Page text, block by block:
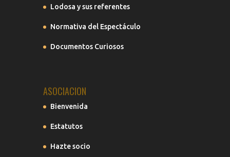
Lodosa y sus referentes
Normativa del Espectáculo
Documentos Curiosos
ASOCIACION
Bienvenida
Estatutos
Hazte socio